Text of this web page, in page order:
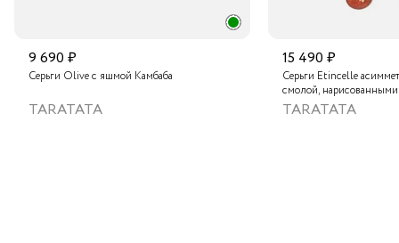
9 690 ₽
Серьги Olive с яшмой Камбаба
TARATATA
15 490 ₽
Серьги Etincelle
смолой,
слюдяным порошком,
тонированным
TARATATA